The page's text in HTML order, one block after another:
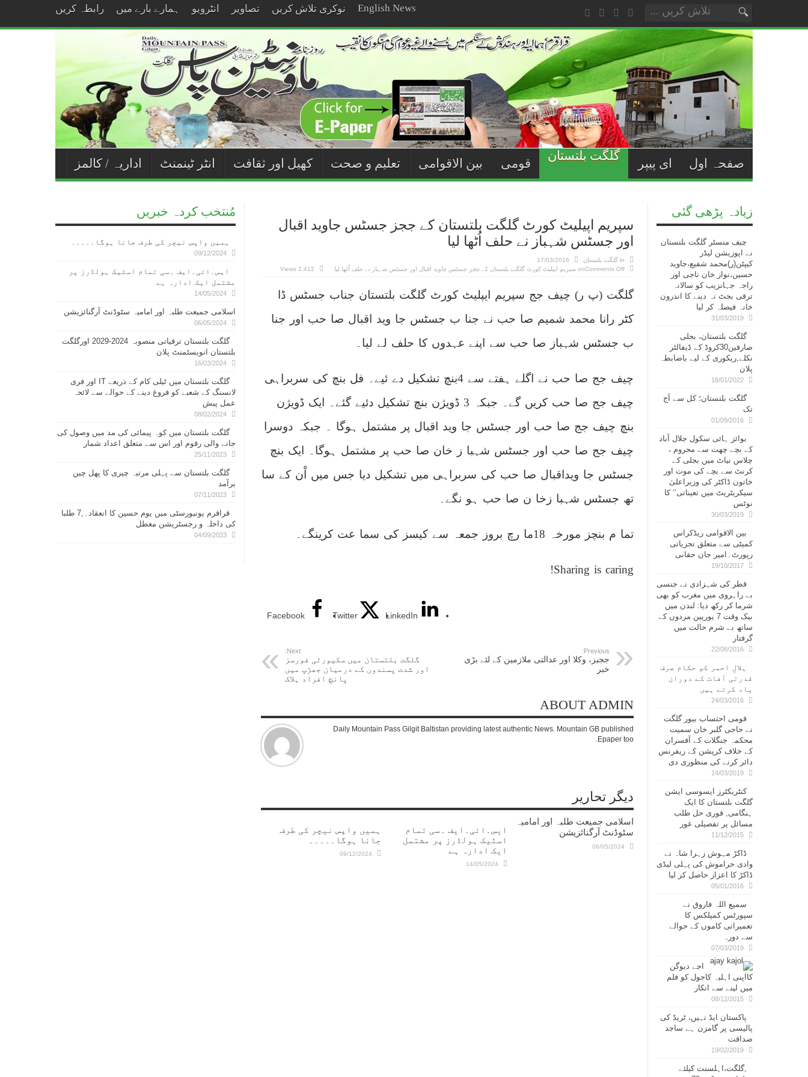
رابطہ کریں ہمارے بارے میں انٹرویو تصاویر نوکری تلاش کریں English News
صفحہ اول ای پیپر
گلگت بلتستان
قومی بین الاقوامی تعلیم و صحت کھیل اور ثقافت انٹر ٹینمنٹ اداریہ / کالمز
سپریم اپیلیٹ کورٹ گلگت بلتستان کے ججز جسٹس جاوید اقبال
اور جسٹس شہباز نے حلف اُٹھا لیا
in گلگت بلتستان
17/03/2016
Comments Offon سپریم اپیلیٹ کورٹ گلگت بلتستان کے ججز جسٹس جاوید اقبال اور جسٹس شہباز نے حلف اُٹھا لیا 2,412 Views
گلگت (پ ر) چیف جج سپریم ایپلیٹ کورٹ گلگت بلتستان جناب جسٹس ڈا
کٹر رانا محمد شمیم صا حب نے جنا ب جسٹس جا وید اقبال صا حب اور جنا
ب جسٹس شہباز صا حب سے اپنے عہدوں کا حلف لے لیا۔
چیف جج صا حب نے اگلے ہفتے سے 4بنچ تشکیل دے ئیے۔ فل بنچ کی سربراہی
چیف جج صا حب کریں گے۔ جبکہ 3 ڈویژن بنچ تشکیل دئیے گئے۔ ایک ڈویژن
بنچ چیف جج صا حب اور جسٹس جا وید اقبال پر مشتمل ہوگا ۔ جبکہ دوسرا
چیف جج صا حب اور جسٹس شہبا ز خان صا حب پر مشتمل ہوگا۔ ایک بنچ
جسٹس جا ویداقبال صا حب کی سربراہی میں تشکیل دیا جس میں اْن کے سا
تھ جسٹس شہبا زخا ن صا حب ہو نگے۔
تما م بنچز مورخہ 18ما رچ بروز جمعہ سے کیسز کی سما عت کرینگے۔
Sharing is caring!
Facebook Twitter LinkedIn
Previous:
ججبز، وکلا اور عدالتی ملازمین کے لئے بڑی
خبر
Next:
گلگت بلتستان میں سکیورٹی فورسز
اور شدت پسندوں کے درمیان جھڑپ میں
پانچ افراد ہلاک
ABOUT ADMIN
Daily Mountain Pass Gilgit Baltistan providing latest authentic News. Mountain GB published
Epaper too.
دیگر تحاریر
ہمیں واپس نیچر کی طرف
جانا ہوگا۔۔۔۔۔
09/12/2024
ایس۔ائی۔ایف ۔سی تمام
اسٹیک ہولڈرز پر مشتمل
ایک ادارہ ہے
14/05/2024
اسلامی جمیعت طلبہ اور امامیہ
سٹوڈنٹ آرگنائزیشن
06/05/2024
زیادہ پڑھی گئی
چیف منسٹر گلگت بلتستان
نے اپوزیشن لیڈر
کیپٹن(ر)محمد شفیع،جاوید
حسین،نواز خان ناجی اور
راجہ جہانزیب کو سالانہ
ترقی بجٹ نہ دینے کا اندرون
خانہ فیصلہ کر لیا
31/03/2019
گلگت بلتستان، بجلی
صارفین30کروڈ کے ڈیفالٹر
نکلے,ریکوری کے لیے باضابطہ
پلان
18/01/2022
گلگت بلتستان؛ کل سے آج
تک
01/09/2016
بوائز ہائی سکول جلال آباد
کے بچے چھت سے محروم ،
چلاس نیاٹ میں بجلی کے
کرنٹ سے بچے کی موت اور
خاتون ڈاکٹر کی وزیراعلیٰ
سیکریٹریٹ میں تعیناتی‘‘ کا
نوٹس
30/03/2019
بین الاقوامی ریڈکراس
کمیٹی سے متعلق تجزیاتی
رپورٹ۔امیر جان حقانی
19/10/2017
قطر کی شہزادی نے جنسی
بے راہروی میں مغرب کو بھی
شرما کر رکھ دیا: لندن میں
بیک وقت 7 یورپین مردوں کے
ساتھ بے شرم حالت میں
گرفتار
22/08/2016
ہلالِ احمر کو حکام صرف
قدرتی آفات کے دوران
یاد کرتے ہیں
24/03/2016
قومی احتساب بیور گلگت
نے حاجی گلبر خان سمیت
محکمہ جنگلات کے آفسران
کے خلاف کرپشن کے ریفرنس
دائر کرنے کی منظوری دی
14/03/2019
کنٹریکٹرز ایسوسی ایشن
گلگت بلتستان کا ایک
ہنگامی, فوری حل طلب
مسائل پر تفصیلی غور
11/12/2015
ڈاکڑ مہوش زہرا شاہ نے
وادی حراموش کی پہلی لیڈی
ڈاکڑ کا اعزاز حاصل کر لیا
05/01/2016
سمیع اللہ فاروق نے
سپورٹس کمپلکس کا
تعمیراتی کاموں کے حوالے
سے دورہ
07/03/2019
اجے دیوگن
کااپنی اہلیہ کاجول کو فلم
میں لینے سے انکار
08/12/2015
پاکستان ایڈ نہیں، ٹریڈ کی
پالیسی پر گامزن ہے ساجد
صداقت
19/02/2019
,گلگت،اہلسنت کیلئے
مُنتخب کردہ خبریں
ہمیں واپس نیچر کی طرف جانا ہوگا۔۔۔۔۔
09/12/2024
ایس۔ائی۔ایف ۔سی تمام اسٹیک ہولڈرز پر
مشتمل ایک ادارہ ہے
14/05/2024
اسلامی جمیعت طلبہ اور امامیہ سٹوڈنٹ آرگنائزیشن
06/05/2024
گلگت بلتستان ترقیاتی منصوبہ 2024-2029 اورگلگت
بلتستان انویسٹمنٹ پلان
16/03/2024
گلگت بلتستان میں ٹیلی کام کے ذریعے IT اور فری
لانسنگ کے شعبے کو فروغ دینے کے حوالے سے لائحہ
عمل پیش
08/02/2024
گلگت بلتستان میں کوہ پیمائی کی مد میں وصول کی
جانے والی رقوم اور اس سے متعلق اعداد شمار
25/11/2023
گلگت بلتستان سے پہلی مرتبہ چیری کا پھل چین
برآمد
07/11/2023
قراقرم یونیورسٹی میں یوم حسین کا انعقاد۔,7 طلبا
کی داخلہ و رجسٹریشن معطل
04/09/2023